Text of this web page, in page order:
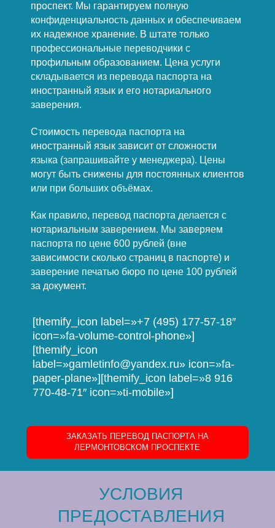
проспект. Мы гарантируем полную
конфиденциальность данных и обеспечиваем
их надежное хранение. В штате только
профессиональные переводчики с
профильным образованием. Цена услуги
складывается из перевода паспорта на
иностранный язык и его нотариального
заверения.
Стоимость перевода паспорта на
иностранный язык зависит от сложности
языка (запрашивайте у менеджера). Цены
могут быть снижены для постоянных клиентов
или при больших объёмах.
Как правило, перевод паспорта делается с
нотариальным заверением. Мы заверяем
паспорта по цене 600 рублей (вне
зависимости сколько страниц в паспорте) и
заверение печатью бюро по цене 100 рублей
за документ.
[themify_icon label=»+7 (495) 177-57-18″
icon=»fa-volume-control-phone»]
[themify_icon
label=»gamletinfo@yandex.ru» icon=»fa-
paper-plane»][themify_icon label=»8 916
770-48-71″ icon=»ti-mobile»]
ЗАКАЗАТЬ ПЕРЕВОД ПАСПОРТА НА
ЛЕРМОНТОВСКОМ ПРОСПЕКТЕ
УСЛОВИЯ
ПРЕДОСТАВЛЕНИЯ